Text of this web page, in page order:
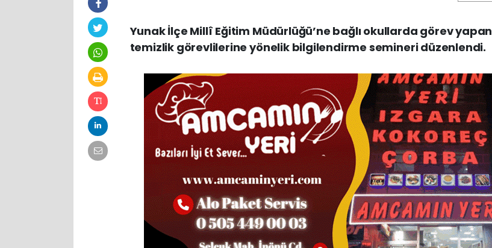
Yunak İlçe Millî Eğitim Müdürlüğü’ne bağlı okullarda görev yapan
temizlik görevlilerine yönelik bilgilendirme semineri düzenlendi.